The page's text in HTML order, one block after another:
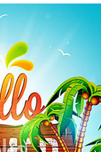
ALLENAMENTO E
da lancio 1
da lancio kg 1
5/5-1recensioni